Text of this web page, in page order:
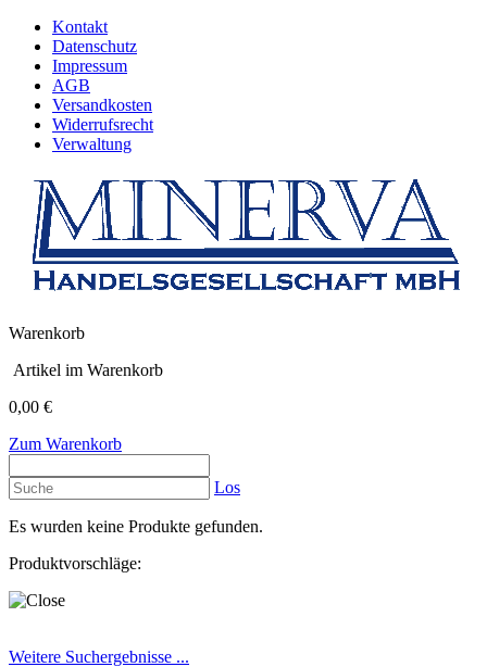
Kontakt
Datenschutz
Impressum
AGB
Versandkosten
Widerrufsrecht
Verwaltung
Warenkorb
Artikel im Warenkorb
0,00 €
Zum Warenkorb
Los
Es wurden keine Produkte gefunden.
Produktvorschläge:
Weitere Suchergebnisse ...